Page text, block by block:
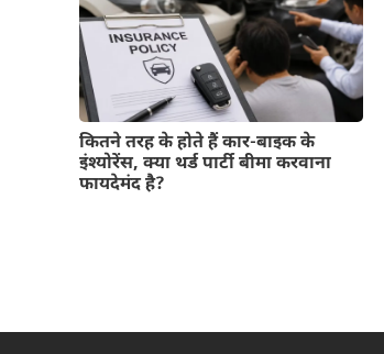
कितने तरह के होते हैं कार-बाइक के
इंश्योरेंस, क्या थर्ड पार्टी बीमा करवाना
फायदेमंद है?